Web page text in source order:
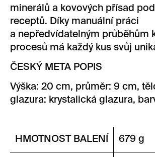
minerálů a kovových přísad
receptů. Díky manuální práci
a nepředvídatelným průběhům
procesů má každý kus svůj
ČESKÝ META POPIS
Výška: 20 cm, průměr: 9 cm,
glazura: krystalická glazura,
HMOTNOST BALENÍ 679 g